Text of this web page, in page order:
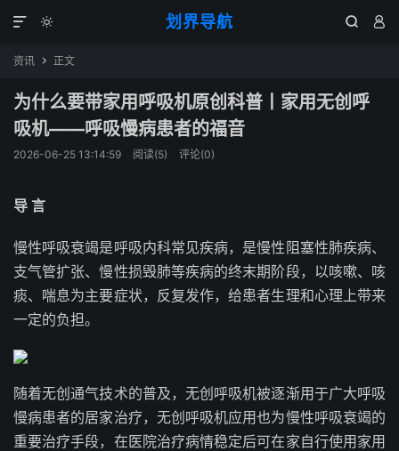
划界导航
  

资讯  正文
为什么要带家用呼吸机原创科普丨家用无创呼
吸机——呼吸慢病患者的福音
2026-06-25 13:14:59 阅读(5) 评论(0)
导 言
慢性呼吸衰竭是呼吸内科常见疾病，是慢性阻塞性肺疾病、
支气管扩张、慢性损毁肺等疾病的终末期阶段，以咳嗽、咳
痰、喘息为主要症状，反复发作，给患者生理和心理上带来
一定的负担。
随着无创通气技术的普及，无创呼吸机被逐渐用于广大呼吸
慢病患者的居家治疗，无创呼吸机应用也为慢性呼吸衰竭的
重要治疗手段，在医院治疗病情稳定后可在家自行使用家用